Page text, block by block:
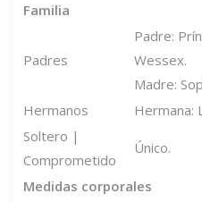
Familia
Padres
Padre:
Wessex.
Madre:
Hermanos
Hermana:
Soltero |
Comprometido
Único.
Medidas corporales